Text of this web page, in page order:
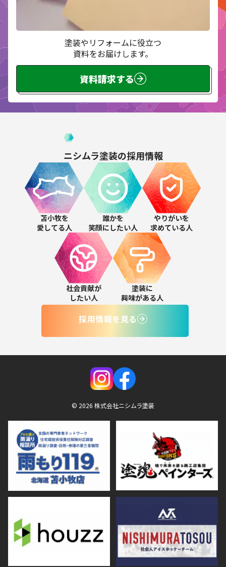
塗装やリフォームに役立つ
資料をお届けします。
資料請求する
ニシムラ塗装の採用情報
苫小牧を
愛してる人
誰かを
笑顔にしたい人
やりがいを
求めている人
社会貢献が
したい人
塗装に
興味がある人
採用情報を見る
© 2026 株式会社ニシムラ塗装